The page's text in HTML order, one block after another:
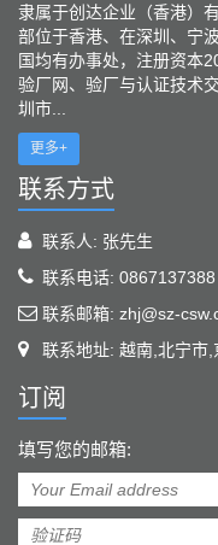
隶属于创达企业（香港）
部位于香港、在深圳、宁
国均有办事处，注册资本
验厂网、验厂与认证技术
圳市...
更多+
联系方式
联系人: 张先生
联系电话: 0867137388
联系邮箱: zhj@sz-
联系地址: 越南,北宁市
订阅
填写您的邮箱: